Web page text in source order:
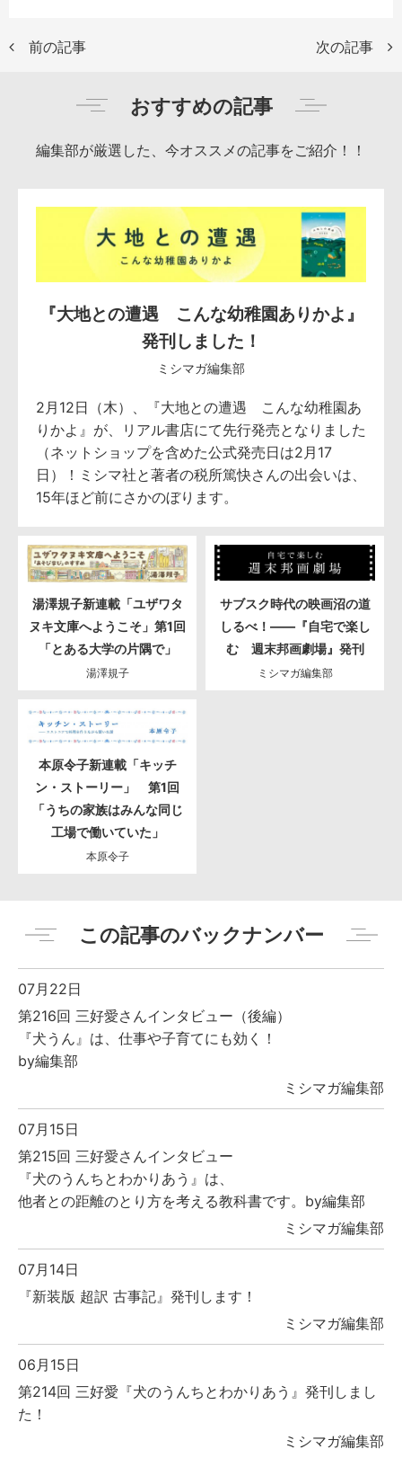
前の記事 次の記事
おすすめの記事
編集部が厳選した、今オススメの記事をご紹介！！
『大地との遭遇 こんな幼稚園ありかよ』
発刊しました！
ミシマガ編集部
2月12日（木）、『大地との遭遇 こんな幼稚園あ
りかよ』が、リアル書店にて先行発売となりました
（ネットショップを含めた公式発売日は2月17
日）！ミシマ社と著者の税所篤快さんの出会いは、
15年ほど前にさかのぼります。
湯澤規子新連載「ユザワタ
ヌキ文庫へようこそ」第1回
「とある大学の片隅で」
湯澤規子
サブスク時代の映画沼の道
しるべ！――『自宅で楽し
む 週末邦画劇場』発刊
ミシマガ編集部
本原令子新連載「キッチ
ン・ストーリー」 第1回
「うちの家族はみんな同じ
工場で働いていた」
本原令子
この記事のバックナンバー
07月22日
第216回 三好愛さんインタビュー（後編）
『犬うん』は、仕事や子育てにも効く！
by編集部
ミシマガ編集部
07月15日
第215回 三好愛さんインタビュー
『犬のうんちとわかりあう』は、
他者との距離のとり方を考える教科書です。by編集部
ミシマガ編集部
07月14日
『新装版 超訳 古事記』発刊します！
ミシマガ編集部
06月15日
第214回 三好愛『犬のうんちとわかりあう』発刊しまし
た！
ミシマガ編集部